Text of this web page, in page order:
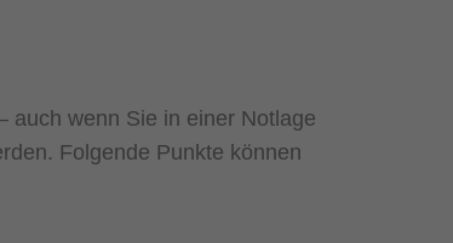
auch wenn Sie in einer Notlage
Folgende Punkte können